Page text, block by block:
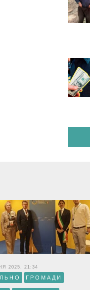
2025, 21:34
ГРОМАДИ